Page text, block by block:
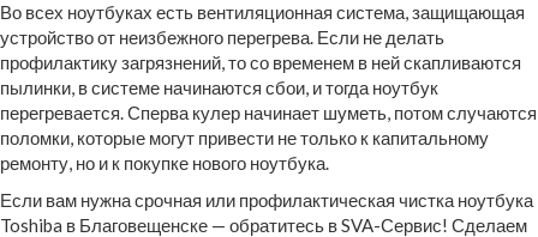
Во всех ноутбуках есть вентиляционная система, защищающая
устройство от неизбежного перегрева. Если не делать
профилактику загрязнений, то со временем в ней скапливаются
пылинки, в системе начинаются сбои, и тогда ноутбук
перегревается. Сперва кулер начинает шуметь, потом случаются
поломки, которые могут привести не только к капитальному
ремонту, но и к покупке нового ноутбука.
Если вам нужна срочная или профилактическая чистка ноутбука
Toshiba в Благовещенске — обратитесь в SVA-Сервис! Сделаем